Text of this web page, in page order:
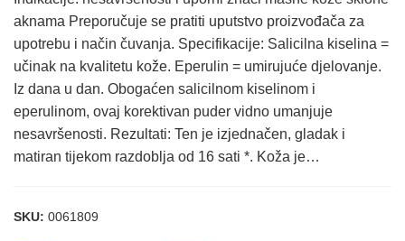
aknama Preporučuje se pratiti uputstvo proizvođača za
upotrebu i način čuvanja. Specifikacije: Salicilna kiselina =
učinak na kvalitetu kože. Eperulin = umirujuće djelovanje.
Iz dana u dan. Obogaćen salicilnom kiselinom i
eperulinom, ovaj korektivan puder vidno umanjuje
nesavršenosti. Rezultati: Ten je izjednačen, gladak i
matiran tijekom razdoblja od 16 sati *. Koža je…
SKU: 0061809